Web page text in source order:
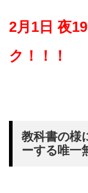
2月1日 夜
ク！！！
教科書の様
ーする唯一